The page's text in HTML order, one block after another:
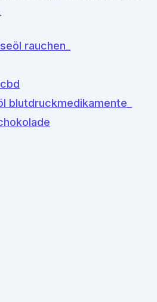
rauchen_
blutdruckmedikamente_